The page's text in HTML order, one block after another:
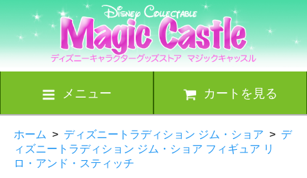
メニュー カートを見る
ホーム > ディズニートラディション ジム・ショア > デ
ィズニートラディション ジム・ショア フィギュア リ
ロ・アンド・スティッチ